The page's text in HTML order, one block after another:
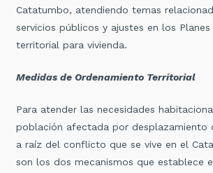
Catatumbo, atendiendo temas
servicios públicos y ajustes en los
territorial para vivienda.
Medidas de Ordenamiento Territorial
Para atender las necesidades
población afectada por desplazamiento
a raíz del conflicto que se vive en el
son los dos mecanismos que establece